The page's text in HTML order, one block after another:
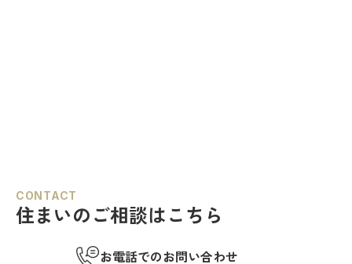
CONTACT
住まいのご相談はこちら
お電話でのお問い合わせ